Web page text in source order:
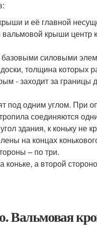
и её главной
крыши центр
базовыми силовыми
толщина которых
- заходит за
под одним углом. При
соединяются
здания, к коньку не
на концах
– по три.
а второй
Вальмовая